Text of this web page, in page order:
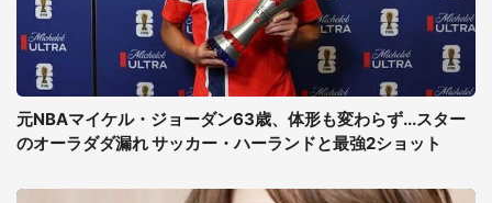
元NBAマイケル・ジョーダン63歳、体形も変わらず...スター
のオーラダダ漏れ サッカー・ハーランドと最強2ショット